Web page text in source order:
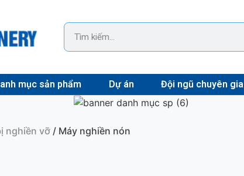
mục sản phẩm Dự án Đội ngũ chuyên gia
nghiền vỡ / Máy nghiền nón